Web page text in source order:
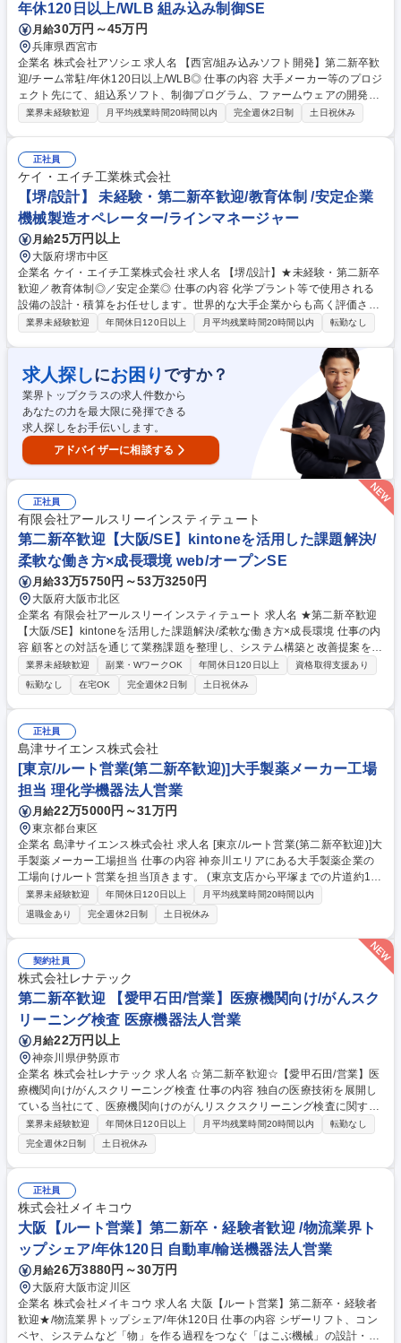
年休120日以上/WLB 組み込み制御SE
月給30万円～45万円
兵庫県西宮市
企業名 株式会社アソシエ 求人名 【西宮/組み込みソフト開発】第二新卒歓
迎/チーム常駐/年休120日以上/WLB◎ 仕事の内容 大手メーカー等のプロジ
ェクト先にて、組込系ソフト、制御プログラム、ファームウェアの開発を
担当。先輩社員が必ずいるチーム常駐のため、実務経験が浅い方もいつで
なくても入社者の能力に応じた柔軟な教育カリキュラム(研修)があるため
安心です。【魅力】短期案件は基本無く長期的に活躍可能(15年同じ現場
の方も在籍)。自社社員数名でのチーム常駐で残業は月15H程度、有休も取
りやすくWLBを保てます。自宅から通える範囲の案件を提案し、企業都合
の無理な転居は伴いません。 募集職種 【西宮/組み込みソフト開発】第二
新卒歓迎/チーム常駐/年休120日以上/WLB◎
業界未経験歓迎 月平均残業時間20時間以内 完全週休2日制 土日祝休み
正社員
ケイ・エイチ工業株式会社
【堺/設計】 未経験・第二新卒歓迎/教育体制 /安定企業
機械製造オペレーター/ラインマネージャー
月給25万円以上
大阪府堺市中区
企業名 ケイ・エイチ工業株式会社 求人名 【堺/設計】★未経験・第二新卒
歓迎／教育体制◎／安定企業◎ 仕事の内容 化学プラント等で使用される
設備の設計・積算をお任せします。世界的な大手企業からも高く評価され
る技術力が当社の強み。確かな実績と厚い信頼があるため、技術を磨きな
基礎から丁寧に教えます。設計・積算業務を段階的に習得し、将来はプラ
ント設計にも携われるよう計画的に育成します。 【教育制度】 先輩がマ
ンツーマンで指導する「ブラザー制度」を導入。約1年かけて教育を行う
ため、未経験でも安心です。分からないことは即相談できる体制があり、
着実に成長できる環境を整えています。 募集職種 【堺/設計】★未経験・
第二新卒歓迎／教育体制◎／安定企業◎
業界未経験歓迎 年間休日120日以上 月平均残業時間20時間以内 転勤なし
求人探しにお困り ですか？
業界トップクラスの求人件数から
あなたの力を最大限に発揮できる
求人探しをお手伝いします。
アドバイザーに相談する
正社員
有限会社アールスリーインスティテュート
第二新卒歓迎【大阪/SE】kintoneを活用した課題解決/
柔軟な働き方×成長環境 web/オープンSE
月給33万5750円～53万3250円
大阪府大阪市北区
企業名 有限会社アールスリーインスティテュート 求人名 ★第二新卒歓迎
【大阪/SE】kintoneを活用した課題解決/柔軟な働き方×成長環境 仕事の内
容 顧客との対話を通じて業務課題を整理し、システム構築と改善提案をお
任せします。技術力と課題解決力を高めながら、本質的な価値創出を実現
できるエンジニアとして成長できる環境です。 【具体的には】■顧客との
対話による業務課題のヒアリングと要件定義 ■kintoneをはじめとするクラ
ウドサービスを利用したアプリの設計/実装/テスト■開発アプリの操作説明
や活用法レクチャー等 【ポジションの魅力】開発するだけではなく、なぜ
その課題が発生しているのかを深く考え、業務全体を俯瞰しながら最適な
解決策を導きます。入社後は先輩社員とチームで案件に参画し、技術力と
顧客理解力を高めながら成長可能です。 募集職種 ★第二新卒歓迎【大阪/
SE】kintoneを活用した課題解決/柔軟な働き方×成長環境
業界未経験歓迎 副業・WワークOK 年間休日120日以上
資格取得支援あり
転勤なし
在宅OK 完全週休2日制 土日祝休み
正社員
島津サイエンス株式会社
[東京/ルート営業(第二新卒歓迎)]大手製薬メーカー工場
担当 理化学機器法人営業
月給22万5000円～31万円
東京都台東区
企業名 島津サイエンス株式会社 求人名 [東京/ルート営業(第二新卒歓迎)]大
手製薬メーカー工場担当 仕事の内容 神奈川エリアにある大手製薬企業の
工場向けルート営業を担当頂きます。 (東京支店から平塚までの片道約1時
間30分程度、運転が発生します。 業務調整次第では直行や直帰、時差出
勤も可能です。) ■理化学機器(分析機器・試験機等)や消耗品(例：顕微鏡・
ビーカー・フラスコ等)の納品、校正品対応(顧客から引き取った製品をメ
ーカーへ送る)等を行って頂きます。 ■日々お客様とのやり取りを通じて、
新たなニーズの発掘を行い、製品を提案頂きます。新たな試験やプロジェ
クトがスタートする際には予算が下りるため、その時期や購買意欲をキャ
ッチすることが大切です。 募集職種 [東京/ルート営業(第二新卒歓迎)]大手
製薬メーカー工場担当
業界未経験歓迎 年間休日120日以上
月平均残業時間20時間以内
退職金あり
完全週休2日制 土日祝休み
契約社員
株式会社レナテック
第二新卒歓迎 【愛甲石田/営業】医療機関向け/がんスク
リーニング検査 医療機器法人営業
月給22万円以上
神奈川県伊勢原市
企業名 株式会社レナテック 求人名 ☆第二新卒歓迎☆【愛甲石田/営業】医
療機関向け/がんスクリーニング検査 仕事の内容 独自の医療技術を展開し
ている当社にて、医療機関向けのがんリスクスクリーニング検査に関する
営業活動を行っていただきます。問い合わせ対応から導入後のアフターフ
ォローまで一貫して担当するお仕事です。 ■反響営業：お問い合わせをい
ただいた医療機関への訪問、ヒアリング、製品紹介および導入提案の実施
■アフターフォロー：ご成約後の顧客対応、スケジュール調整、各種問い
合わせ対応 ■マーケティング・顧客管理：広告宣伝の立案、顧客管理業務
（現在約180のクリニック・医院を導入担当） ■専門知識の獲得：ドクタ
ーへの説明や同行指導を通じて知識を習得 【業務内容の変更範囲】当社の
指定する業務 募集職種 ☆第二新卒歓迎☆【愛甲石田/営業】医療機関向け/
がんスクリーニング検査
業界未経験歓迎 年間休日120日以上 月平均残業時間20時間以内
転勤なし
完全週休2日制
土日祝休み
正社員
株式会社メイキコウ
大阪【ルート営業】第二新卒・経験者歓迎 /物流業界ト
ップシェア/年休120日 自動車/輸送機器法人営業
月給26万3880円～30万円
大阪府大阪市淀川区
企業名 株式会社メイキコウ 求人名 大阪【ルート営業】第二新卒・経験者
歓迎★/物流業界トップシェア/年休120日 仕事の内容 シザーリフト、コン
ベヤ、システムなど「物」を作る過程をつなぐ「はこぶ機械」の設計・開